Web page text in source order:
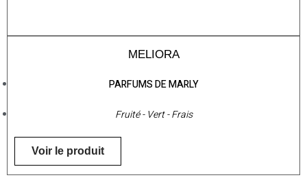
MELIORA
PARFUMS DE MARLY
Fruité - Vert - Frais
Voir le produit